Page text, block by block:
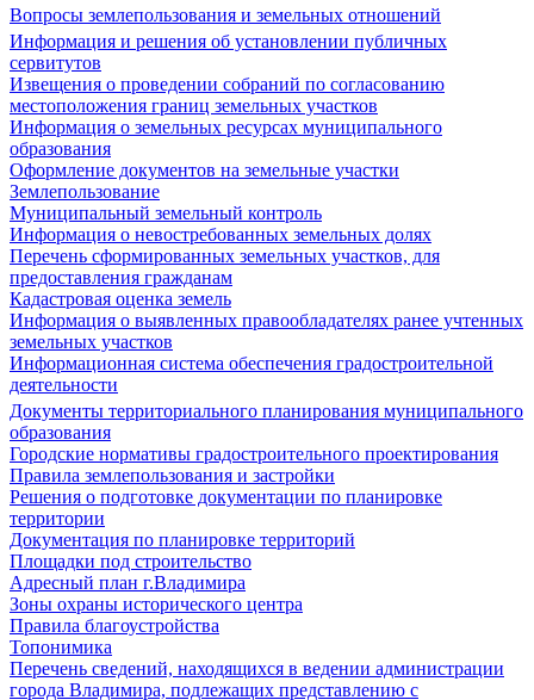
Вопросы землепользования и земельных отношений
Информация и решения об установлении публичных
сервитутов
Извещения о проведении собраний по согласованию
местоположения границ земельных участков
Информация о земельных ресурсах муниципального
образования
Оформление документов на земельные участки
Землепользование
Муниципальный земельный контроль
Информация о невостребованных земельных долях
Перечень сформированных земельных участков, для
предоставления гражданам
Кадастровая оценка земель
Информация о выявленных правообладателях ранее учтенных
земельных участков
Информационная система обеспечения градостроительной
деятельности
Документы территориального планирования муниципального
образования
Городские нормативы градостроительного проектирования
Правила землепользования и застройки
Решения о подготовке документации по планировке
территории
Документация по планировке территорий
Площадки под строительство
Адресный план г.Владимира
Зоны охраны исторического центра
Правила благоустройства
Топонимика
Перечень сведений, находящихся в ведении администрации
города Владимира, подлежащих представлению с